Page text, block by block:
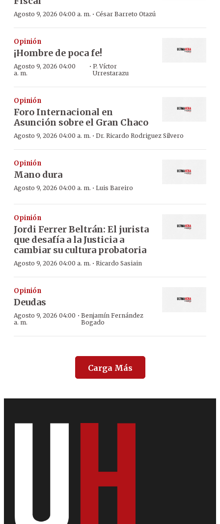
Agosto 9, 2026 04:00 a. m. · César Barreto Otazú
Opinión
¡Hombre de poca fe!
Agosto 9, 2026 04:00
a. m.
·P. Víctor
Urrestarazu
Opinión
Foro Internacional en
Asunción sobre el Gran Chaco
Agosto 9, 2026 04:00 a. m. · Dr. Ricardo Rodriguez Silvero
Opinión
Mano dura
Agosto 9, 2026 04:00 a. m. · Luis Bareiro
Opinión
Jordi Ferrer Beltrán: El jurista
que desafía a la Justicia a
cambiar su cultura probatoria
Agosto 9, 2026 04:00 a. m. · Ricardo Sasiain
Opinión
Deudas
Agosto 9, 2026 04:00
a. m.
·Benjamín Fernández
Bogado
Carga Más